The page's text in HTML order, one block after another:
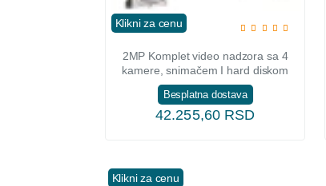
Klikni za cenu
2MP Komplet video nadzora sa 4
kamere, snimačem I hard diskom
Besplatna dostava
42.255,60 RSD
Klikni za cenu